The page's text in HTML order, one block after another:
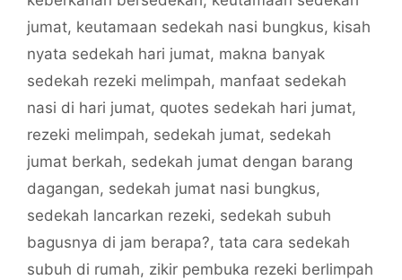
jumat, keutamaan sedekah nasi bungkus, kisah
nyata sedekah hari jumat, makna banyak
sedekah rezeki melimpah, manfaat sedekah
nasi di hari jumat, quotes sedekah hari jumat,
rezeki melimpah, sedekah jumat, sedekah
jumat berkah, sedekah jumat dengan barang
dagangan, sedekah jumat nasi bungkus,
sedekah lancarkan rezeki, sedekah subuh
bagusnya di jam berapa?, tata cara sedekah
subuh di rumah, zikir pembuka rezeki berlimpah